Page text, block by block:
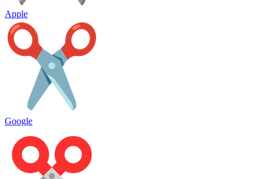
Apple
Google